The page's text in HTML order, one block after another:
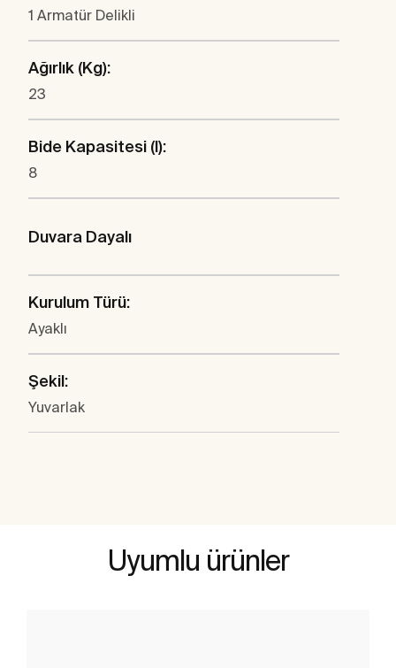
1 Armatür Delikli
Ağırlık (Kg):
23
Bide Kapasitesi (l):
8
Duvara Dayalı
Kurulum Türü:
Ayaklı
Şekil:
Yuvarlak
Uyumlu ürünler